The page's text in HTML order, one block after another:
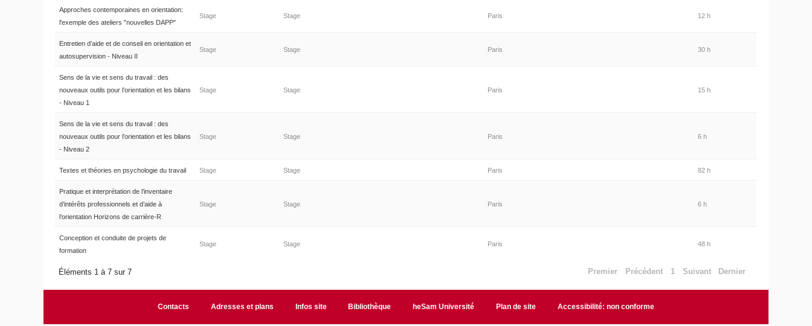
Approches contemporaines en orientation:
l'exemple des ateliers "nouvelles DAPP"
Stage Stage Paris 12 h
Entretien d’aide et de conseil en orientation et
autosupervision - Niveau II
Stage Stage Paris 30 h
Sens de la vie et sens du travail : des
nouveaux outils pour l’orientation et les bilans
- Niveau 1
Stage Stage Paris 15 h
Sens de la vie et sens du travail : des
nouveaux outils pour l’orientation et les bilans
- Niveau 2
Stage Stage Paris 6 h
Textes et théories en psychologie du travail Stage Stage Paris 82 h
Pratique et interprétation de l’inventaire
d’intérêts professionnels et d’aide à
l’orientation Horizons de carrière-R
Stage Stage Paris 6 h
Conception et conduite de projets de
formation
Stage Stage Paris 48 h
Éléments 1 à 7 sur 7 Premier Précédent 1 Suivant Dernier
Contacts Adresses et plans Infos site Bibliothèque heSam Université Plan de site Accessibilité: non conforme